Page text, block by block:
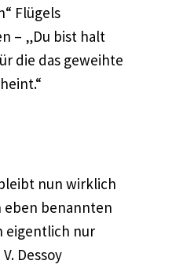
Flügels
– „Du bist halt
die das geweihte
nun wirklich
eben benannten
eigentlich nur
Dessoy